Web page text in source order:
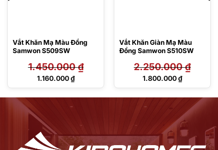
Vắt Khăn Mạ Màu Đồng
Samwon S509SW
1.450.000₫
Giá
1.160.000₫
Giá
Vắt Khăn Giàn Mạ Màu
Đồng Samwon S510SW
2.250.000₫
Giá
2.250.000 ₫.
1.800.000₫
Giá
1.800.000 ₫.